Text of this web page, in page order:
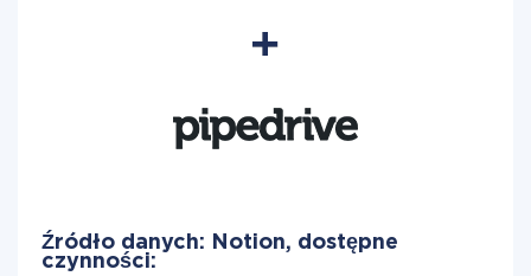
Źródło danych: Notion, dostępne
czynności: